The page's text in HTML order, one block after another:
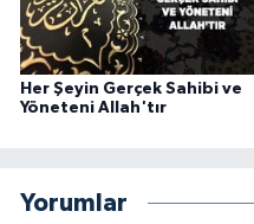
Her Şeyin Gerçek Sahibi ve
Yöneteni Allah'tır
Yorumlar
Kilis Müftülüğü
Kırıkkale Müftülüğü